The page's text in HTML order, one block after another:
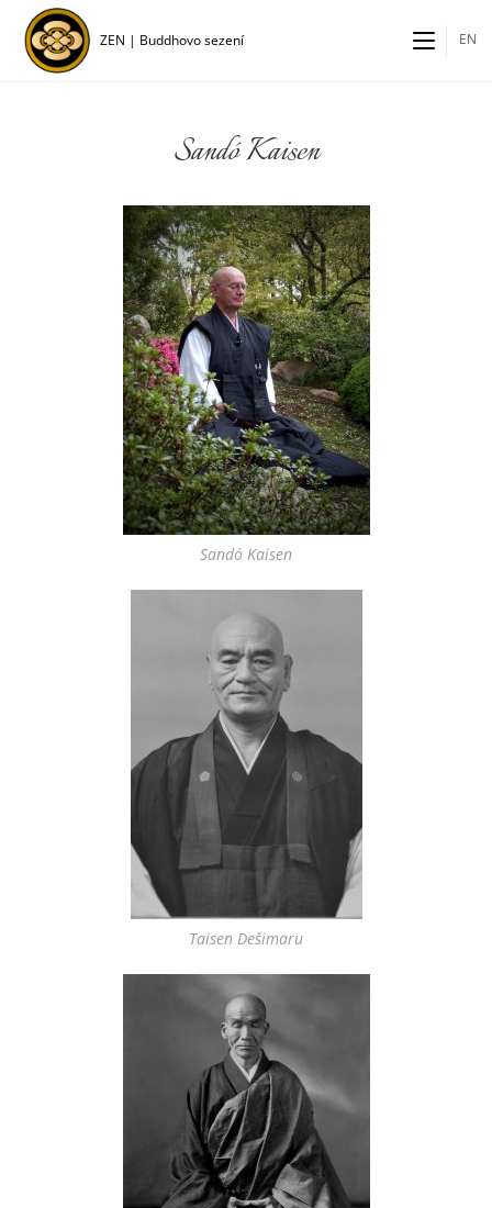
EN
ZEN | Buddhovo sezení
Sandó Kaisen
Sandó Kaisen
Taisen Dešimaru